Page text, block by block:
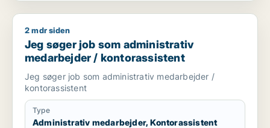
Jeg søger job som administrativ medarbejder /
2 mdr siden
Jeg søger job som administrativ
medarbejder / kontorassistent
Jeg søger job som administrativ medarbejder /
kontorassistent
Type
Administrativ medarbejder, Kontorassistent